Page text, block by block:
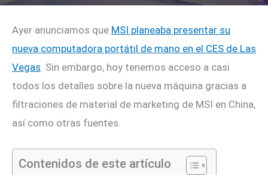
Ayer anunciamos que MSI planeaba presentar su
nueva computadora portátil de mano en el CES de Las
Vegas . Sin embargo, hoy tenemos acceso a casi
todos los detalles sobre la nueva máquina gracias a
filtraciones de material de marketing de MSI en China,
así como otras fuentes.
Contenidos de este artículo